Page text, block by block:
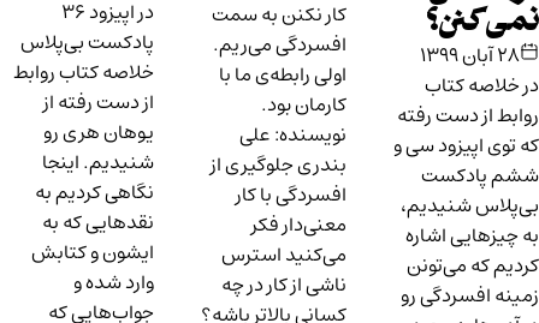
نمی‌کنن؟
۲۸ آبان ۱۳۹۹
در خلاصه کتاب
روابط از دست رفته
که توی اپیزود سی و
ششم پادکست
بی‌پلاس شنیدیم،
به چیزهایی اشاره
کردیم که می‌تونن
زمینه افسردگی رو
کار نکنن به سمت
افسردگی می‌ریم.
اولی رابطه‌ی ما با
کارمان بود.
نویسنده: علی
بندری جلوگیری از
افسردگی با کار
معنی‌دار فکر
می‌کنید استرس
ناشی از کار در چه
کسانی بالاتر باشه؟
در اپیزود ۳۶
پادکست بی‌پلاس
خلاصه کتاب روابط
از دست رفته از
یوهان هری رو
شنیدیم. اینجا
نگاهی کردیم به
نقدهایی که به
ایشون و کتابش
وارد شده و
جواب‌هایی که